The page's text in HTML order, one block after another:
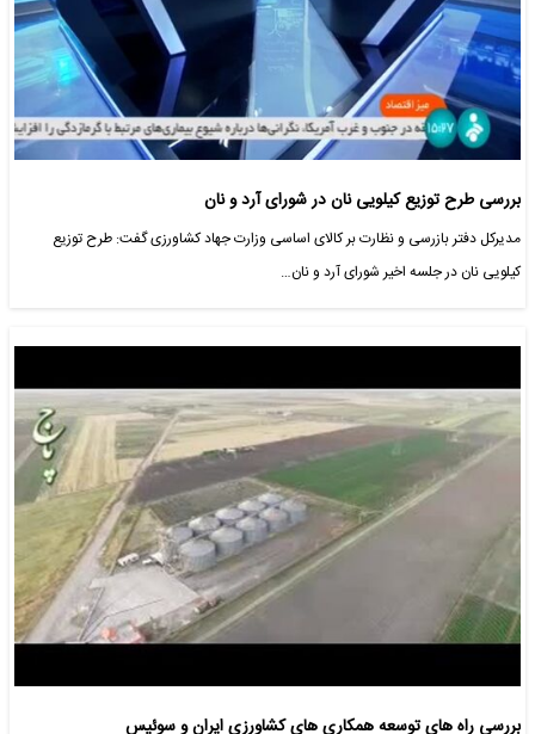
بررسی طرح توزیع کیلویی نان در شورای آرد و نان
مدیرکل دفتر بازرسی و نظارت بر کالای اساسی وزارت جهاد کشاورزی گفت: طرح توزیع
کیلویی نان در جلسه اخیر شورای آرد و نان…
بررسی راه های توسعه همکاری های کشاورزی ایران و سوئیس